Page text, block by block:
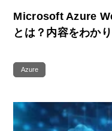
Microsoft Azure
とは？内容をわか
Azure